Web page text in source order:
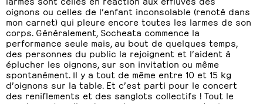
oignons ou celles de l’enfant inconsolable (renoté dans
mon carnet) qui pleure encore toutes les larmes de son
corps. Généralement, Socheata commence la
performance seule mais, au bout de quelques temps,
des personnes du public la rejoignent et l’aident à
éplucher les oignons, sur son invitation ou même
spontanément. Il y a tout de même entre 10 et 15 kg
d’oignons sur la table. Et c’est parti pour le concert
des reniflements et des sanglots collectifs ! Tout le